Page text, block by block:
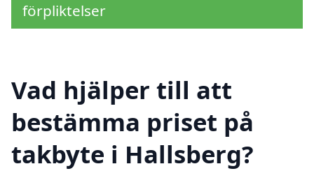
förpliktelser
Vad hjälper till att
bestämma priset på
takbyte i Hallsberg?